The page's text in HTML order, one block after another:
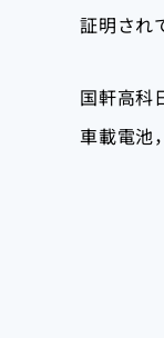
証明され
国軒高科
車載電池